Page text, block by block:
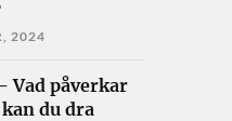
2024
Vad påverkar
du dra